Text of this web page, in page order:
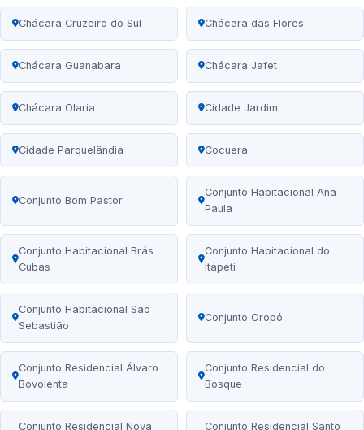
Chácara Cruzeiro do Sul Chácara das Flores
Chácara Guanabara Chácara Jafet
Chácara Olaria Cidade Jardim
Cidade Parquelândia Cocuera
Conjunto Bom Pastor
Conjunto Habitacional Ana
Paula
Conjunto Habitacional Brás
Cubas
Conjunto Habitacional do
Itapeti
Conjunto Habitacional São
Sebastião
Conjunto Oropó
Conjunto Residencial Álvaro
Bovolenta
Conjunto Residencial do
Bosque
Conjunto Residencial Nova
Conjunto Residencial Santo